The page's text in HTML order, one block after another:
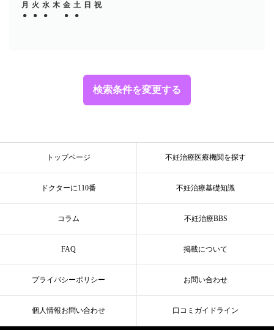
検索条件を変更する
月 火 水 木 金 土 日 祝
●
● ● ● ●
● ● ● ● ●
トップページ 不妊治療医療機関を探す
ドクターに110番 不妊治療基礎知識
コラム 不妊治療BBS
FAQ 掲載について
プライバシーポリシー お問い合わせ
個人情報お問い合わせ 口コミガイドライン